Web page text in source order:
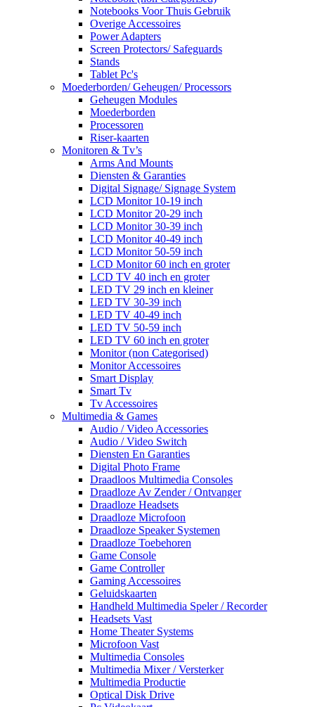
Notebooks Voor Thuis Gebruik
Overige Accessoires
Power Adapters
Screen Protectors/ Safeguards
Stands
Tablet Pc's
Moederborden/ Geheugen/ Processors
Geheugen Modules
Moederborden
Processoren
Riser-kaarten
Monitoren & Tv’s
Arms And Mounts
Diensten & Garanties
Digital Signage/ Signage System
LCD Monitor 10-19 inch
LCD Monitor 20-29 inch
LCD Monitor 30-39 inch
LCD Monitor 40-49 inch
LCD Monitor 50-59 inch
LCD Monitor 60 inch en groter
LCD TV 40 inch en groter
LED TV 29 inch en kleiner
LED TV 30-39 inch
LED TV 40-49 inch
LED TV 50-59 inch
LED TV 60 inch en groter
Monitor (non Categorised)
Monitor Accessoires
Smart Display
Smart Tv
Tv Accessoires
Multimedia & Games
Audio / Video Accessories
Audio / Video Switch
Diensten En Garanties
Digital Photo Frame
Draadloos Multimedia Consoles
Draadloze Av Zender / Ontvanger
Draadloze Headsets
Draadloze Microfoon
Draadloze Speaker Systemen
Draadloze Toebehoren
Game Console
Game Controller
Gaming Accessoires
Geluidskaarten
Handheld Multimedia Speler / Recorder
Headsets Vast
Home Theater Systems
Microfoon Vast
Multimedia Consoles
Multimedia Mixer / Versterker
Multimedia Productie
Optical Disk Drive